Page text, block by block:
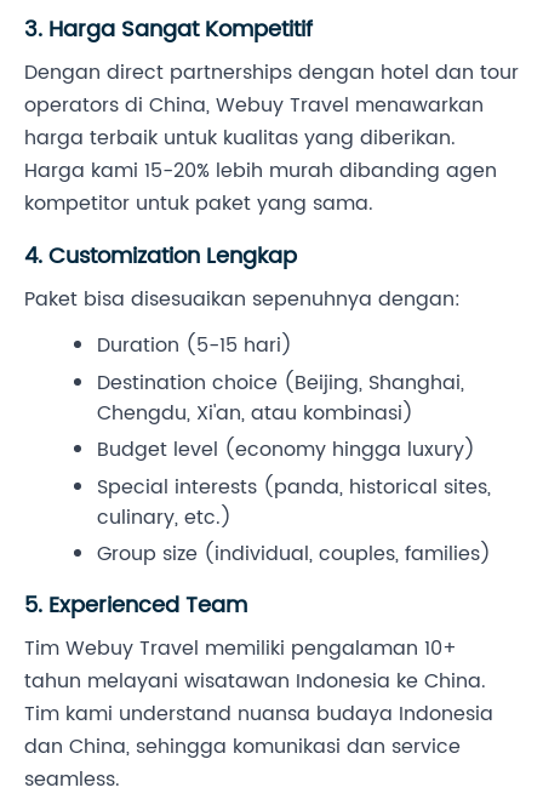
3. Harga Sangat Kompetitif
Dengan direct partnerships dengan hotel dan tour
operators di China, Webuy Travel menawarkan
harga terbaik untuk kualitas yang diberikan.
Harga kami 15-20% lebih murah dibanding agen
kompetitor untuk paket yang sama.
4. Customization Lengkap
Paket bisa disesuaikan sepenuhnya dengan:
Duration (5-15 hari)
Destination choice (Beijing, Shanghai,
Chengdu, Xi'an, atau kombinasi)
Budget level (economy hingga luxury)
Special interests (panda, historical sites,
culinary, etc.)
Group size (individual, couples, families)
5. Experienced Team
Tim Webuy Travel memiliki pengalaman 10+
tahun melayani wisatawan Indonesia ke China.
Tim kami understand nuansa budaya Indonesia
dan China, sehingga komunikasi dan service
seamless.